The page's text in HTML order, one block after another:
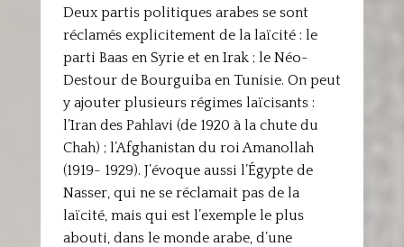
Deux partis politiques arabes se sont
réclamés explicitement de la laïcité : le
parti Baas en Syrie et en Irak ; le Néo-
Destour de Bourguiba en Tunisie. On peut
y ajouter plusieurs régimes laïcisants :
l’Iran des Pahlavi (de 1920 à la chute du
Chah) ; l’Afghanistan du roi Amanollah
(1919- 1929). J’évoque aussi l’Égypte de
Nasser, qui ne se réclamait pas de la
laïcité, mais qui est l’exemple le plus
abouti, dans le monde arabe, d’une